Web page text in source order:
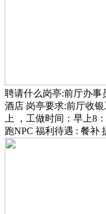
聘请什么岗亭:前厅办事
酒店 岗亭要求:前厅收
上 ，工做时间：早上8
跑NPC 福利待遇 : 餐补